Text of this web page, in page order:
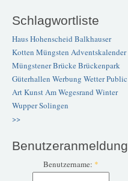
Schlagwortliste
Haus Hohenscheid Balkhauser
Kotten Müngsten Adventskalender
Müngstener BrückeBrückenpark
Güterhallen Werbung WetterPublic
ArtKunstAm Wegesrand Winter
WupperSolingen
>>
Benutzeranmeldung
Benutzername: *